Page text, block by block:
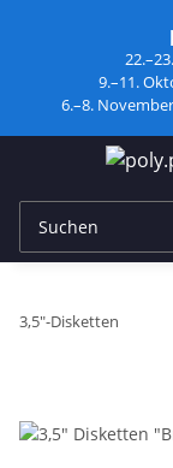
9.–11.
6.–8.
3,5"-Disketten